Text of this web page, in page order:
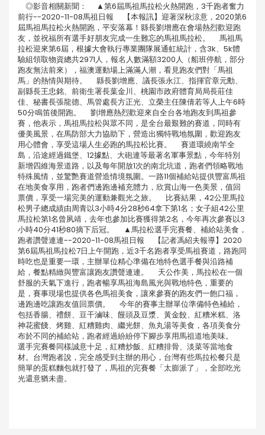
◎影音相關新聞： ▲第6屆馬祖馬拉松火熱開跑，3千跑者奮力
前行--2020-11-08馬祖日報 【本報訊】迎著深秋涼意，2020第6
屆馬祖馬拉松火熱開跑，平安落幕！縣長劉增應在會場熱烈歡迎跑
友，並祝福所有選手好朋友完成一生難忘的馬祖馬拉松。 馬祖馬
拉松迎來第6屆，根據大會執行專業團隊展通虹統計，含3k、5k體
驗組領取物資總共2971人，報名人數滿額3200人（船班停航，部分
跑友無法前來），福澳運動場上滿滿人潮，看見跑友們對「馬祖
馬」的熱情與期待。 縣長劉增應、議長張永江、指揮官章元勳、
副縣長王忠銘、前衛生署長葉金川、桃園市政府體育局局長莊佳
佳、秘書長張龍德、馬管處長方正光、立榮主任陳倩若等人上午6時
50分鳴笛後開跑。 劉增應熱烈歡迎來自全台各地跑友到馬祖參
賽，他表示，馬祖馬拉松與眾不同，是全台最艱難的賽道，同時有
優美風景，在馬防部大力協助下，營造出獨特戰地氛圍，歡迎跑友
用心體會，享受這場人生必跑的馬拉松比賽。 賽道環繞南竿全
島，沿途經過鐵堡、12據點、大砲連等最著名軍事景點，今年特別
新增四維海景道路，以及每年開放1次的南北坑道，跑者們領略戰地
特殊風情，並驚艷賽道營造情境氛圍。一路11個補給站提供豐富馬祖
在地美食享用，跑者們邊跑邊補充體力，欣賞山海一色美景，值回
票價，享受一場完美的運動兼觀光之旅。 比賽結果，42公里馬拉
松男子總成績由周青以3小時4分28秒64拿下第1名；女子組42公里
馬拉松第1名曾夙靖，去年也參加比賽獲得第2名，今年再次參賽以3
小時40分41秒80摘下后冠。 ▲馬拉松選手完賽餐、補給站美食，
跑者讚聲連連--2020-11-08馬祖日報 【記者馮紹夫報導】2020
第6屆馬祖馬拉松7日上午開跑，近3千名跑者享受馬祖賽道，路跑同
時吃也是重要一環，主辦單位精心準備在地特色選手餐與沿路補
給，餐點精緻與豐富讓跑友讚聲連連。 天公作美，馬拉松在一個
舒服的天氣下進行，跑者暢享馬祖海島風光與戰地特色，重要的
是，賽事現場也提供各色馬祖美食，讓來參賽的跑友們一飽口福，
邊跑邊吃讓跑友值回票價。 今年的賽事主辦單位準備特色補給，
包括香腸、禮餅、豆干滷味、饅頭及豆漿、黃金餃、紅糟米糕、洛
神花蜜餞、烤雞、紅糟雞肉、繼光餅、魚丸湯等美食，各項美食分
布於不同的補給站，跑者經過紛紛停下腳步享用馬祖道地美味。
選手完賽餐同樣誠意十足，紅糟炒飯、紅糟排骨、淡菜等當地食
材。台灣跑者說，完全感受到主辦的用心，台灣有些馬拉松餐只是
簡單的蛋糕麵包就打發了，馬祖的完賽餐「太膨派了」，全部吃光
光還意猶未盡。